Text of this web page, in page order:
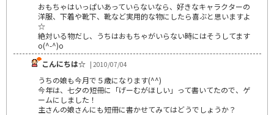
おもちゃはいっぱいあっていらないなら、好きなキャラクターの
洋服、下着や靴下、靴など実用的な物にしたら喜ぶと思いますよ
☆
絶対いる物だし、うちはおもちゃがいらない時にはそうしてます
o(^-^)o
こんにちは☆ | 2010/07/04
うちの娘も今月で５歳になります(^^)
今年は、七夕の短冊に「げーむがほしい」って書いてたので、ゲ
ームにしました！
主さんの娘さんにも短冊に書かせてみてはどうでしょうか？